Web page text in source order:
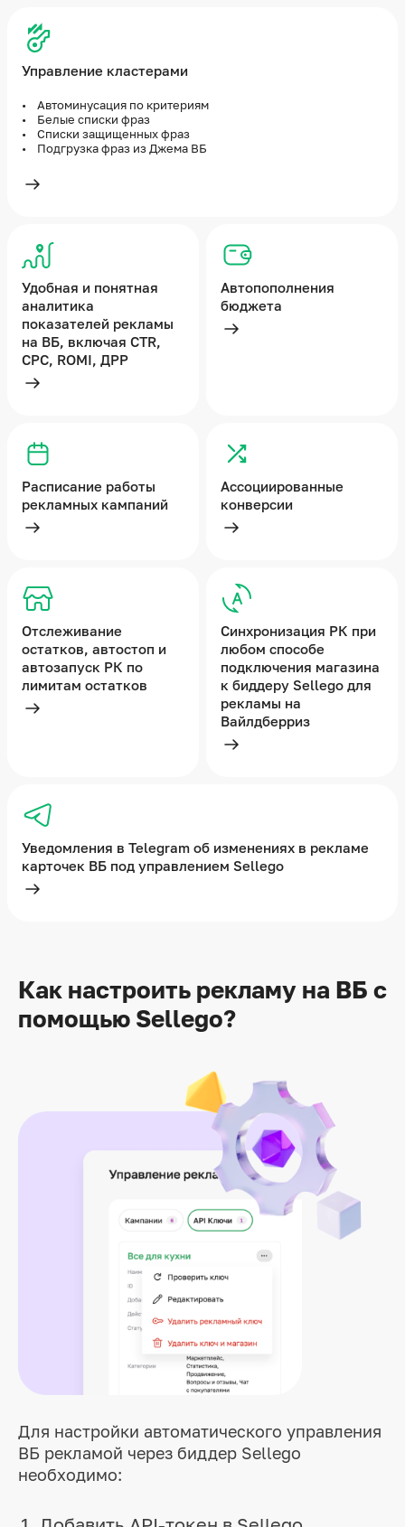
Управление кластерами
Автоминусация по критериям
Белые списки фраз
Списки защищенных фраз
Подгрузка фраз из Джема ВБ
Подробнее
Удобная и понятная
аналитика
показателей рекламы
на ВБ, включая CTR,
CPC, ROMI, ДРР
Подробнее
Автопополнения
бюджета
Подробнее
Расписание работы
рекламных кампаний
Подробнее
Ассоциированные
конверсии
Подробнее
Отслеживание
остатков, автостоп и
автозапуск РК по
лимитам остатков
Подробнее
Синхронизация РК при
любом способе
подключения магазина
к биддеру Sellego для
рекламы на
Вайлдберриз
Подробнее
Уведомления в Telegram об изменениях в рекламе
карточек ВБ под управлением Sellego
Подробнее
Как настроить рекламу на ВБ с
помощью Sellego?
Для настройки автоматического управления
ВБ рекламой через биддер Sellego
необходимо: